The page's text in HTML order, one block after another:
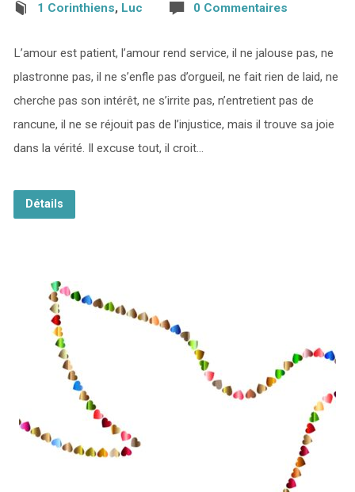
1 Corinthiens, Luc 0 Commentaires
L’amour est patient, l’amour rend service, il ne jalouse pas, ne
plastronne pas, il ne s’enfle pas d’orgueil, ne fait rien de laid, ne
cherche pas son intérêt, ne s’irrite pas, n’entretient pas de
rancune, il ne se réjouit pas de l’injustice, mais il trouve sa joie
dans la vérité. Il excuse tout, il croit…
Détails